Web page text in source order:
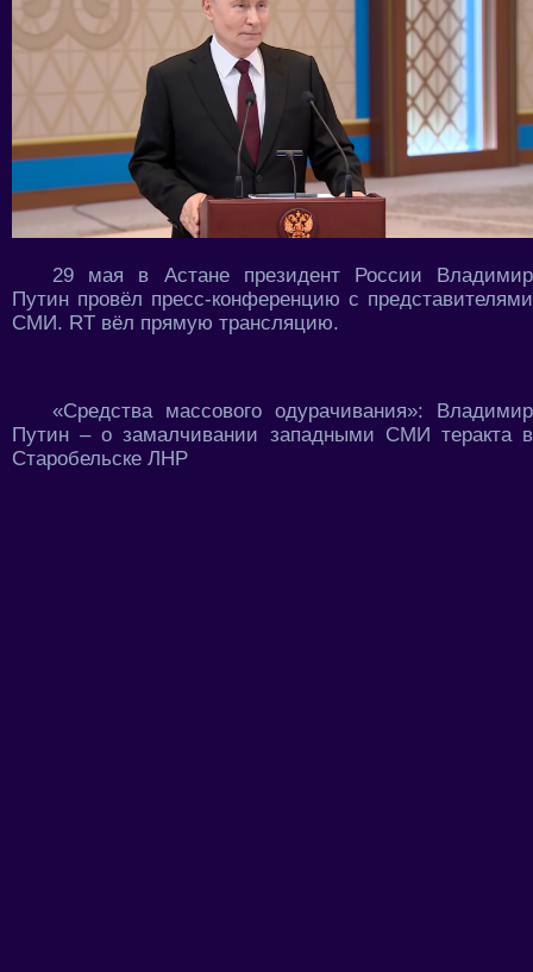
29 мая в Астане президент России Владимир
Путин провёл пресс-конференцию с представителями
СМИ. RT вёл прямую трансляцию.
«Средства массового одурачивания»: Владимир
Путин – о замалчивании западными СМИ теракта в
Старобельске ЛНР